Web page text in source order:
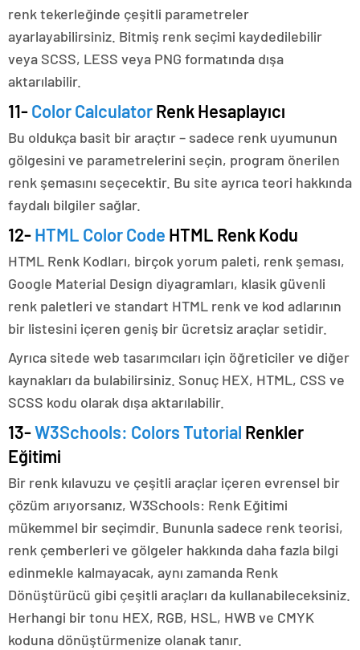
renk tekerleğinde çeşitli parametreler
ayarlayabilirsiniz. Bitmiş renk seçimi kaydedilebilir
veya SCSS, LESS veya PNG formatında dışa
aktarılabilir.
11-Color CalculatorRenk Hesaplayıcı
Bu oldukça basit bir araçtır – sadece renk uyumunun
gölgesini ve parametrelerini seçin, program önerilen
renk şemasını seçecektir. Bu site ayrıca teori hakkında
faydalı bilgiler sağlar.
12-HTML Color Code HTML Renk Kodu
HTML Renk Kodları, birçok yorum paleti, renk şeması,
Google Material Design diyagramları, klasik güvenli
renk paletleri ve standart HTML renk ve kod adlarının
bir listesini içeren geniş bir ücretsiz araçlar setidir.
Ayrıca sitede web tasarımcıları için öğreticiler ve diğer
kaynakları da bulabilirsiniz. Sonuç HEX, HTML, CSS ve
SCSS kodu olarak dışa aktarılabilir.
13-W3Schools: Colors Tutorial Renkler
Eğitimi
Bir renk kılavuzu ve çeşitli araçlar içeren evrensel bir
çözüm arıyorsanız, W3Schools: Renk Eğitimi
mükemmel bir seçimdir. Bununla sadece renk teorisi,
renk çemberleri ve gölgeler hakkında daha fazla bilgi
edinmekle kalmayacak, aynı zamanda Renk
Dönüştürücü gibi çeşitli araçları da kullanabileceksiniz.
Herhangi bir tonu HEX, RGB, HSL, HWB ve CMYK
koduna dönüştürmenize olanak tanır.